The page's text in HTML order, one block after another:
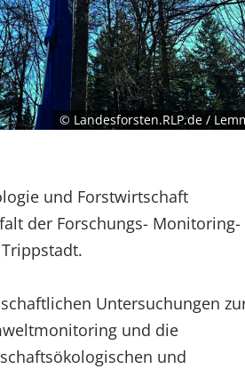
© Landesforsten.RLP.de /
und Forstwirtschaft
der Forschungs- Monitoring-
Untersuchungen
und die
und